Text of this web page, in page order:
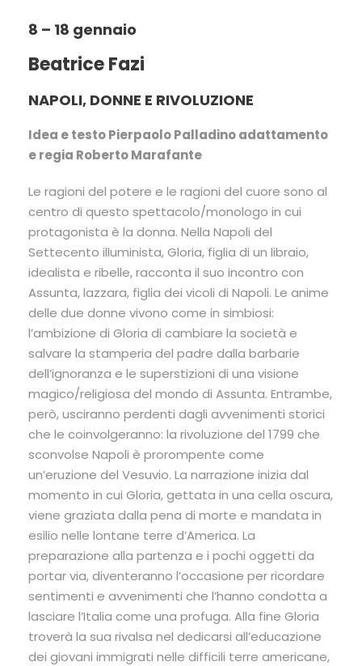
8 – 18 gennaio
Beatrice Fazi
NAPOLI, DONNE E RIVOLUZIONE
Idea e testo Pierpaolo Palladino adattamento
e regia Roberto Marafante
Le ragioni del potere e le ragioni del cuore sono al
centro di questo spettacolo/monologo in cui
protagonista è la donna. Nella Napoli del
Settecento illuminista, Gloria, figlia di un libraio,
idealista e ribelle, racconta il suo incontro con
Assunta, lazzara, figlia dei vicoli di Napoli. Le anime
delle due donne vivono come in simbiosi:
l’ambizione di Gloria di cambiare la società e
salvare la stamperia del padre dalla barbarie
dell’ignoranza e le superstizioni di una visione
magico/religiosa del mondo di Assunta. Entrambe,
però, usciranno perdenti dagli avvenimenti storici
che le coinvolgeranno: la rivoluzione del 1799 che
sconvolse Napoli è prorompente come
un’eruzione del Vesuvio. La narrazione inizia dal
momento in cui Gloria, gettata in una cella oscura,
viene graziata dalla pena di morte e mandata in
esilio nelle lontane terre d’America. La
preparazione alla partenza e i pochi oggetti da
portar via, diventeranno l’occasione per ricordare
sentimenti e avvenimenti che l’hanno condotta a
lasciare l’Italia come una profuga. Alla fine Gloria
troverà la sua rivalsa nel dedicarsi all’educazione
dei giovani immigrati nelle difficili terre americane,